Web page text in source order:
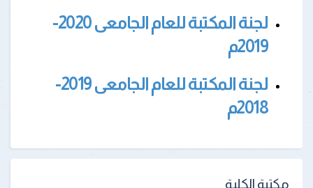
لجنة المكتبة للعام الجامعى 2020-
2019م
لجنة المكتبة للعام الجامعى 2019-
2018م
مكتبة الكلية